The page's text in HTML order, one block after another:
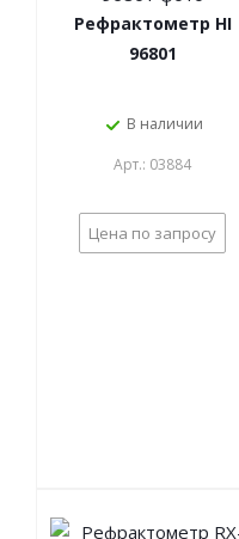
Рефрактометр HI
96801
В наличии
Арт.: 03884
Цена по запросу